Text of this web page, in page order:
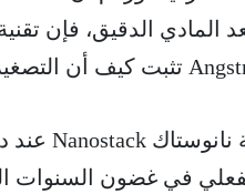
في غضون السنوات